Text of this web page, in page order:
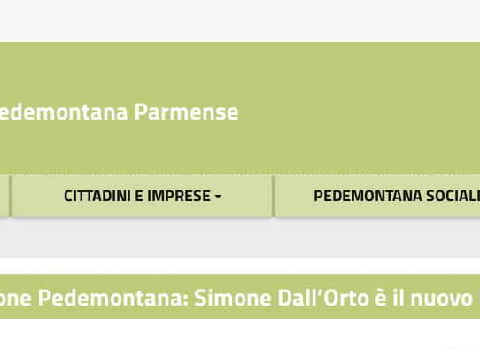
Parmense
CITTADINI E IMPRESE PEDEMONTANA
Pedemontana: Simone Dall’Orto è il